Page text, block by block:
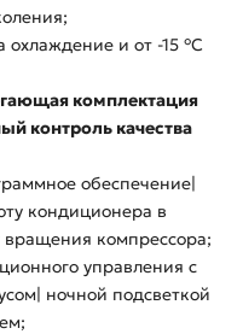
охлаждение и от -15 °С
комплектация
контроль качества
обеспечение|
кондиционера в
компрессора;
управления с
ночной подсветкой